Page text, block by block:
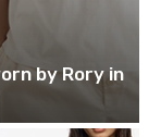
by Rory in